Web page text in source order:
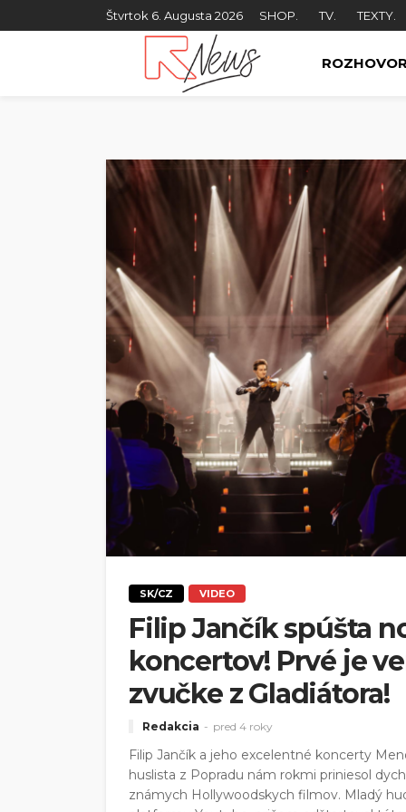
Štvrtok 6. Augusta 2026 SHOP. TV. TEXTY.
SK/CZ VIDEO
Filip Jančík spúšta
koncertov! Prvé je
zvučke z Gladiátora!
Redakcia pred 4 roky
Filip Jančík a jeho excelentné koncerty
huslista z Popradu nám rokmi priniesol
známych Hollywoodskych filmov. Mladý